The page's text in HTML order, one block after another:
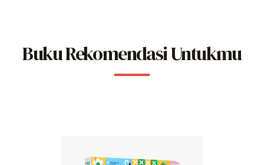
Buku Rekomendasi Untukmu